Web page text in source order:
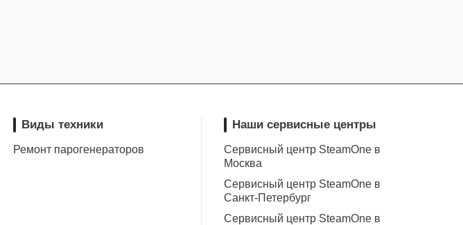
Виды техники
Ремонт парогенераторов
Наши сервисные центры
Сервисный центр SteamOne в
Москва
Сервисный центр SteamOne в
Санкт-Петербург
Сервисный центр SteamOne в